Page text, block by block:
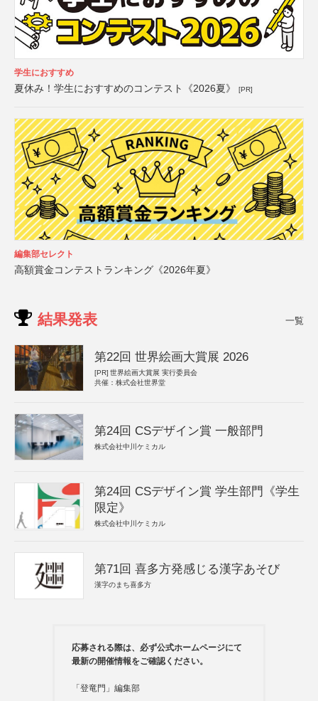
学生におすすめ
夏休み！学生におすすめのコンテスト《2026夏》 [PR]
編集部セレクト
高額賞金コンテストランキング《2026年夏》
結果発表 一覧
第22回 世界絵画大賞展 2026
[PR] 世界絵画大賞展 実行委員会
共催：株式会社世界堂
第24回 CSデザイン賞 一般部門
株式会社中川ケミカル
第24回 CSデザイン賞 学生部門《学生
限定》
株式会社中川ケミカル
第71回 喜多方発感じる漢字あそび
漢字のまち喜多方
応募される際は、必ず公式ホームページにて
最新の開催情報をご確認ください。
「登竜門」編集部